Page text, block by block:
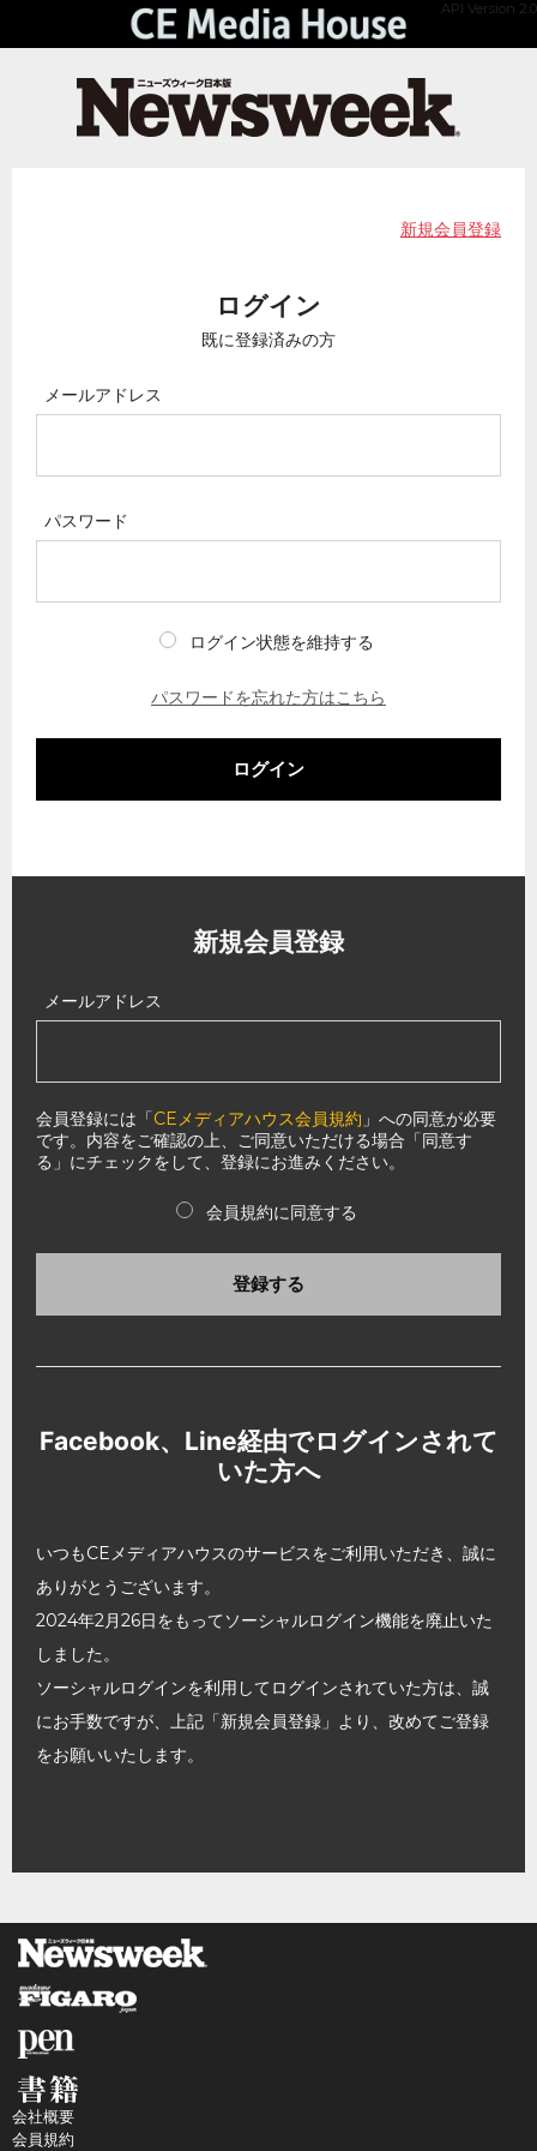
API Version 2.0
新規会員登録
ログイン
既に登録済みの方
メールアドレス
パスワード
ログイン状態を維持する
パスワードを忘れた方はこちら
ログイン
新規会員登録
メールアドレス
会員登録には「CEメディアハウス会員規約 」への同意が必要
です。内容をご確認の上、ご同意いただける場合「同意す
る」にチェックをして、登録にお進みください。
会員規約に同意する
登録する
Facebook、Line経由でログインされて
いた方へ
いつもCEメディアハウスのサービスをご利用いただき、誠に
ありがとうございます。
2024年2月26日をもってソーシャルログイン機能を廃止いた
しました。
ソーシャルログインを利用してログインされていた方は、誠
にお手数ですが、上記「新規会員登録」より、改めてご登録
をお願いいたします。
会社概要
会員規約